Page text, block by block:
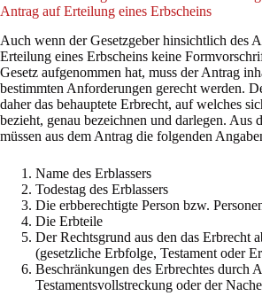
Antrag auf Erteilung eines Erbscheins
Auch wenn der Gesetzgeber hinsichtlich des
Erteilung eines Erbscheins keine
Gesetz aufgenommen hat, muss der Antrag
bestimmten Anforderungen gerecht werden.
daher das behauptete Erbrecht, auf welches
bezieht, genau bezeichnen und darlegen. Aus
müssen aus dem Antrag die folgenden
Name des Erblassers
Todestag des Erblassers
Die erbberechtigte Person bzw.
Die Erbteile
Der Rechtsgrund aus den das Erbrecht
(gesetzliche Erbfolge, Testament oder
Beschränkungen des Erbrechtes durch
Testamentsvollstreckung oder der